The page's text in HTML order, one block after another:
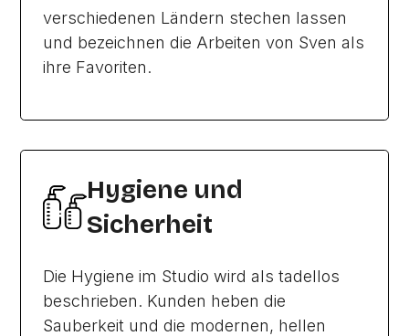
verschiedenen Ländern stechen lassen
und bezeichnen die Arbeiten von Sven als
ihre Favoriten.
Hygiene und
Sicherheit
Die Hygiene im Studio wird als tadellos
beschrieben. Kunden heben die
Sauberkeit und die modernen, hellen